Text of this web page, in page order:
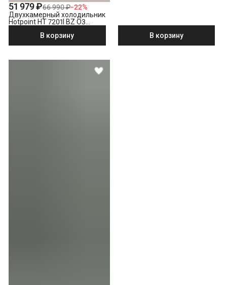
51 979 ₽66 990 ₽−22%
Двухкамерный холодильник
Hotpoint HT 7201I BZ O3
В корзину
В корзину